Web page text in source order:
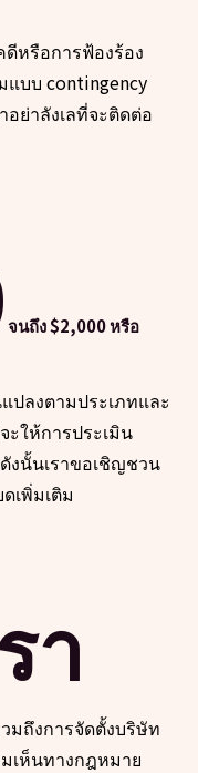
หรือการฟ้องร้อง
แบบ contingency
อย่าลังเลที่จะติดต่อ
จนถึง $2,000 หรือ
ปลงตามประเภทและ
ให้การประเมิน
งนั้นเราขอเชิญชวน
เพิ่มเติม
า
มถึงการจัดตั้งบริษัท
เห็นทางกฎหมาย